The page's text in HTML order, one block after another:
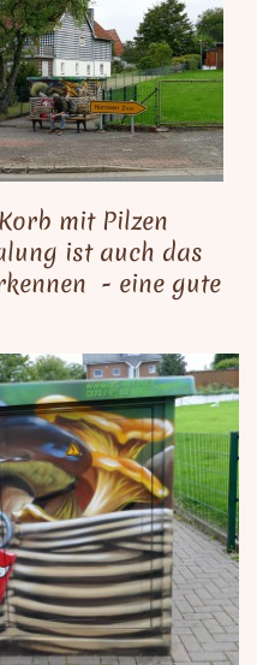
mit Pilzen
ist auch das
- eine gute